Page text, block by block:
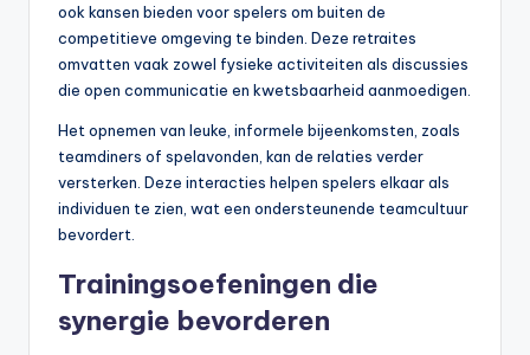
ook kansen bieden voor spelers om buiten de
competitieve omgeving te binden. Deze retraites
omvatten vaak zowel fysieke activiteiten als discussies
die open communicatie en kwetsbaarheid aanmoedigen.
Het opnemen van leuke, informele bijeenkomsten, zoals
teamdiners of spelavonden, kan de relaties verder
versterken. Deze interacties helpen spelers elkaar als
individuen te zien, wat een ondersteunende teamcultuur
bevordert.
Trainingsoefeningen die
synergie bevorderen